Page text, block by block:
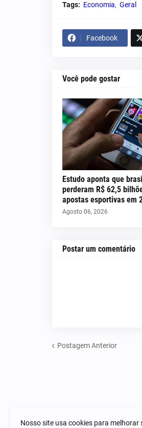
Tags: Economia Geral
Facebook
Você pode gostar
Estudo aponta que
perderam R$ 62,5
apostas esportivas em
Agosto 06, 2026
Postar um comentário
Postagem Anterior
Nosso site usa cookies para melhorar